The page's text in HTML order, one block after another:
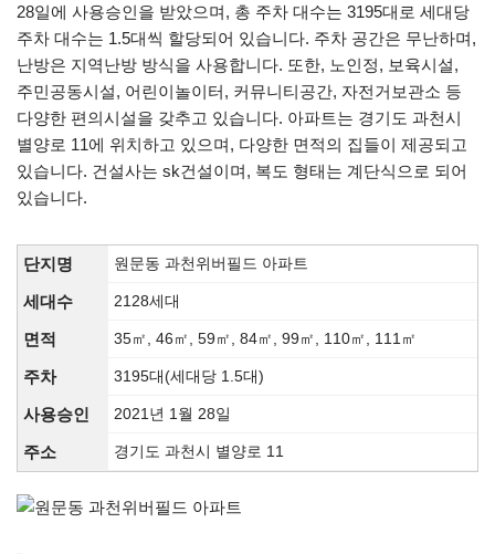
28일에 사용승인을 받았으며, 총 주차 대수는 3195대로 세대당
주차 대수는 1.5대씩 할당되어 있습니다. 주차 공간은 무난하며,
난방은 지역난방 방식을 사용합니다. 또한, 노인정, 보육시설,
주민공동시설, 어린이놀이터, 커뮤니티공간, 자전거보관소 등
다양한 편의시설을 갖추고 있습니다. 아파트는 경기도 과천시
별양로 11에 위치하고 있으며, 다양한 면적의 집들이 제공되고
있습니다. 건설사는 sk건설이며, 복도 형태는 계단식으로 되어
있습니다.
단지명 원문동 과천위버필드 아파트
세대수 2128세대
면적 35㎡, 46㎡, 59㎡, 84㎡, 99㎡, 110㎡, 111㎡
주차 3195대(세대당 1.5대)
사용승인 2021년 1월 28일
주소 경기도 과천시 별양로 11